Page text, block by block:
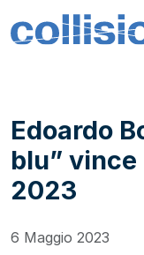
Salta al contenuto
Navigazione
Edoardo
blu” vince
2023
6 Maggio 2023